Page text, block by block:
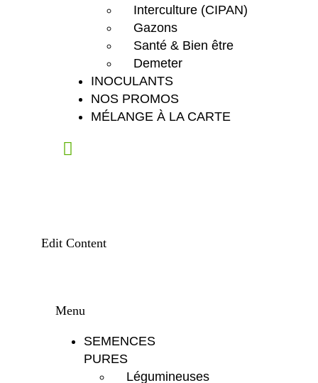
Interculture (CIPAN)
Gazons
Santé & Bien être
Demeter
INOCULANTS
NOS PROMOS
MÉLANGE À LA CARTE
Edit Content
Menu
SEMENCES
PURES
Légumineuses